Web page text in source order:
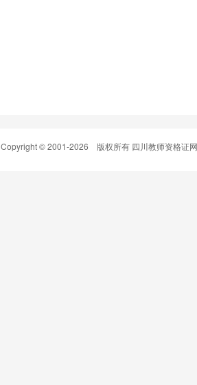
Copyright © 2001-2026 版权所有 四川教师资格证